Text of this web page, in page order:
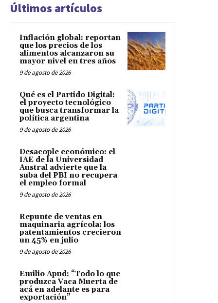
Últimos artículos
Inflación global: reportan
que los precios de los
alimentos alcanzaron su
mayor nivel en tres años
9 de agosto de 2026
Qué es el Partido Digital:
el proyecto tecnológico
que busca transformar la
política argentina
9 de agosto de 2026
Desacople económico: el
IAE de la Universidad
Austral advierte que la
suba del PBI no recupera
el empleo formal
9 de agosto de 2026
Repunte de ventas en
maquinaria agrícola: los
patentamientos crecieron
un 45% en julio
9 de agosto de 2026
Emilio Apud: “Todo lo que
produzca Vaca Muerta de
acá en adelante es para
exportación”